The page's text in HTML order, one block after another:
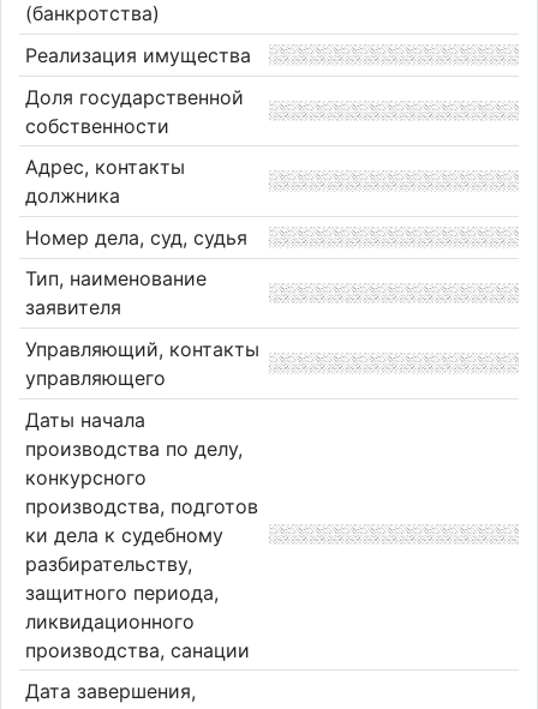
(банкротства)
Реализация имущества
Доля государственной
собственности
Адрес, контакты
должника
Номер дела, суд, судья
Тип, наименование
заявителя
Управляющий, контакты
управляющего
Даты начала
производства по делу,
конкурсного
производства, подготов
ки дела к судебному
разбирательству,
защитного периода,
ликвидационного
производства, санации
Дата завершения,